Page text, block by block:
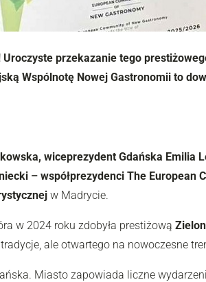
przekazanie tego
Wspólnotę Nowej Gastronomii to
wiceprezydent Gdańska Emilia
– współprezydenci The European
w Madrycie.
w 2024 roku zdobyła prestiżową
ale otwartego na nowoczesne
Miasto zapowiada liczne